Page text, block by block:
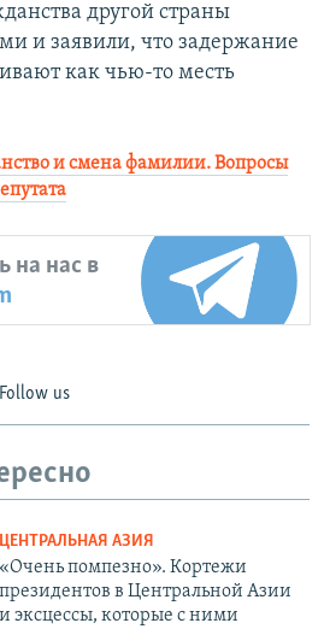
другой страны
и заявили, что задержание
как чью-то месть
и смена фамилии. Вопросы
на нас в
Follow us
ЦЕНТРАЛЬНАЯ АЗИЯ
«Очень помпезно». Кортежи
президентов в Центральной Азии
и эксцессы, которые с ними